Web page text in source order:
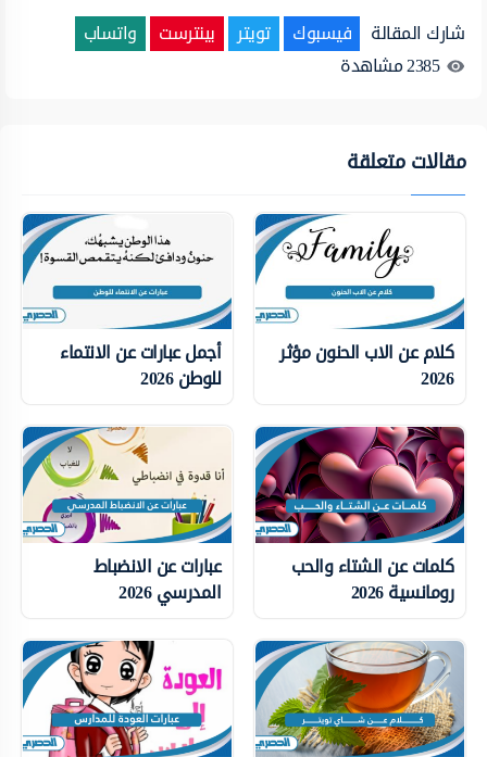
شارك المقالة فيسبوك تويتر بينترست
واتساب
2385مشاهدة
مقالات متعلقة
كلام عن الاب الحنون مؤثر
2026
أجمل عبارات عن الانتماء
للوطن 2026
كلمات عن الشتاء والحب
رومانسية 2026
عبارات عن الانضباط
المدرسي 2026